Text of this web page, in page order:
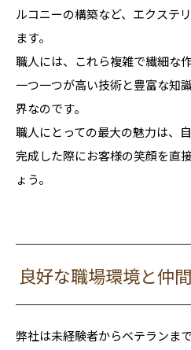
ルコニーの構築など、エクステ
ます。
職人には、これら複雑で繊細な
一つ一つが高い技術と豊富な知
界なのです。
職人にとっての最大の魅力は、
完成した際にお客様の笑顔を直
ょう。
良好な職場環境と仲
弊社は未経験者からベテランま